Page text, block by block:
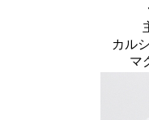
カル
マ